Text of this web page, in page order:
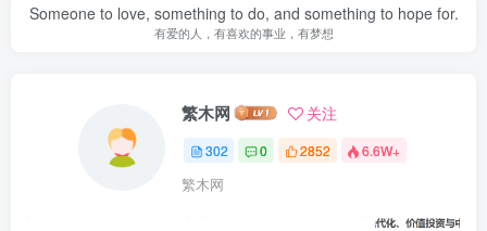
Someone to love, something to do, and something to hope for.
有爱的人，有喜欢的事业，有梦想
繁木网 关注
302 0 2852 6.6W+
繁木网